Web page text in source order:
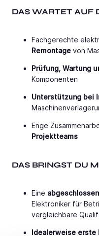
DAS WARTET AUF
Fachgerechte
Remontage von
Prüfung, Wartung
Komponenten
Unterstützung bei
Enge
Projektteams
DAS BRINGST DU
Eine
Elektroniker für
vergleichbare
Idealerweise erste